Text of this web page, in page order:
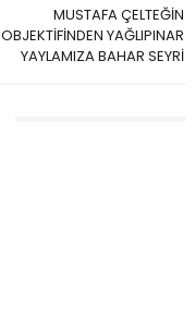
MUSTAFA ÇELTEĞİN
OBJEKTİFİNDEN YAĞLIPINAR
YAYLAMIZA BAHAR SEYRİ